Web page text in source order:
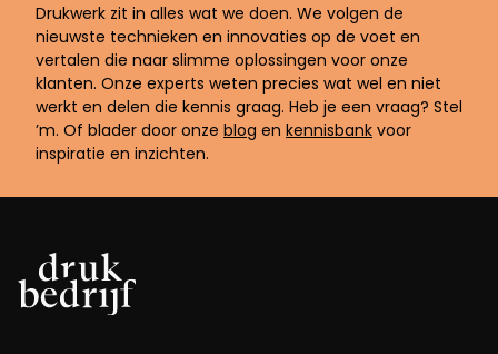
Drukwerk zit in alles wat we doen. We volgen de
nieuwste technieken en innovaties op de voet en
vertalen die naar slimme oplossingen voor onze
klanten. Onze experts weten precies wat wel en niet
werkt en delen die kennis graag. Heb je een vraag? Stel
’m. Of blader door onze blog en kennisbank voor
inspiratie en inzichten.